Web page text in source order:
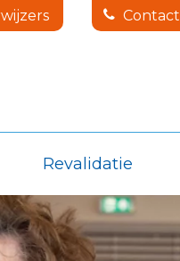
Contact
Revalidatie